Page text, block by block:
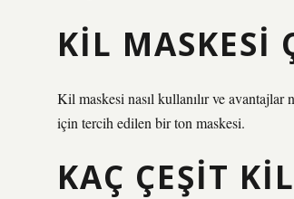
KIL MASKESI
Kil maskesi nasıl kullanılır ve
için tercih edilen bir ton maskesi.
KAÇ ÇEŞIT